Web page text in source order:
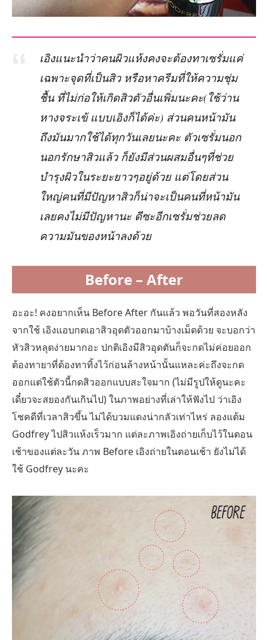
เอิงแนะนำว่าคนผิวแห้งคงจะต้องทาเซรั่มแค่
เฉพาะจุดที่เป็นสิว หรือหาครีมที่ให้ความชุ่ม
ชื้น ที่ไม่ก่อให้เกิดสิวตัวอื่นเพิ่มนะคะ(ใช้ว่าน
หางจระเข้ แบบเอิงก็ได้ค่ะ) ส่วนคนหน้ามัน
ถึงมันมากใช้ได้ทุกวันเลยนะคะ ตัวเซรั่มนอก
นอกรักษาสิวแล้ว ก็ยังมีส่วนผสมอื่นๆที่ช่วย
บำรุงผิวในระยะยาวๆอยู่ด้วย แต่โดยส่วน
ใหญ่คนที่มีปัญหาสิวก็น่าจะเป็นคนที่หน้ามัน
เลยคงไม่มีปัญหานะ ดีซะอีกเซรั่มช่วยลด
ความมันของหน้าลงด้วย
Before – After
อะอะ! คงอยากเห็น Before After กันแล้ว พอวันที่สองหลัง
จากใช้ เอิงแอบกดเอาสิวอุดตัวออกมาบ้างเม็ดด้วย จะบอกว่า
หัวสิวหลุดง่ายมากอะ ปกติเอิงมีสิวอุดตันก็จะกดไม่ค่อยออก
ต้องทายาที่ต้องทาทิ้งไว้ก่อนล้างหน้านั้นแหละค่ะถึงจะกด
ออกแต่ใช้ตัวนี้กดสิวออกแบบสะใจมาก (ไม่มีรูปให้ดูนะคะ
เดี๋ยวจะสยองกันเกินไป) ในภาพอย่างที่เล่าให้ฟังไป ว่าเอิง
โชคดีที่เวลาสิวขึ้น ไม่ได้บวมแดงน่ากลัวเท่าไหร่ ลองแต้ม
Godfrey ไปสิวแห้งเร็วมาก แต่ละภาพเอิงถ่ายเก็บไว้ในตอน
เช้าของแต่ละวัน ภาพ Before เอิงถ่ายในตอนเช้า ยังไม่ได้
ใช้ Godfrey นะคะ